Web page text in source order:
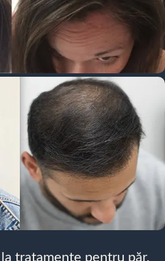
tratamente pentru păr,